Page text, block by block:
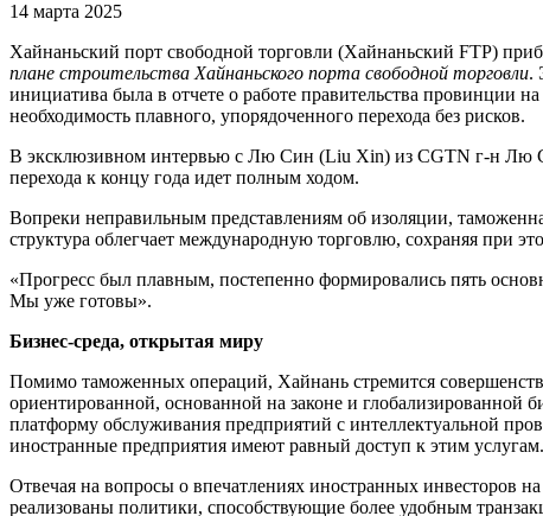
14 марта 2025
Хайнаньский порт свободной торговли (Хайнаньский FTP)
плане строительства Хайнаньского порта свободной торговли.
инициатива была в отчете о работе правительства провинции
необходимость плавного, упорядоченного перехода без рисков.
В эксклюзивном интервью с Лю Син (Liu Xin) из CGTN г-н Лю
перехода к концу года идет полным ходом.
Вопреки неправильным представлениям об изоляции,
структура облегчает международную торговлю, сохраняя при
«Прогресс был плавным, постепенно формировались пять
Мы уже готовы».
Бизнес-среда, открытая миру
Помимо таможенных операций, Хайнань стремится
ориентированной, основанной на законе и глобализированной
платформу обслуживания предприятий с интеллектуальной
иностранные предприятия имеют равный доступ к этим услугам.
Отвечая на вопросы о впечатлениях иностранных инвесторов
реализованы политики, способствующие более удобным